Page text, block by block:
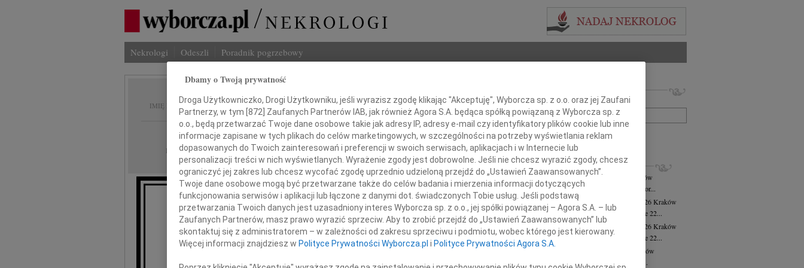
Nekrologi Odeszli Poradnik pogrzebowy
IMIĘ I NAZWISKO: Stanisław Rzepka
REGION: Kraków
DATA EMISJI: 12.04.2013
W dniu 9 kwietnia 2013 roku opuścił nas
Imię i nazwisko lub numer ogłoszenia:
+ szukanie zaawansowane
INNE NEKROLOGI
Andrzej Krzysztof Torbus 31.07.2026
Kraków
Andrzej Krzysztof Torbus poeta prozaik, autor...
Bogusława Cholewa-Hrynkowska
28.07.2026 Kraków
Z głębokim żalem przyjęliśmy wiadomość, że 22...
Bogusława Cholewa-Hrynkowska
27.07.2026 Kraków
Z głębokim żalem przyjęliśmy wiadomość, że 22...
Barbara Cichecka
Kraków
Mgr Barbara Cichecka Zawodniczka Klubu...
Dbamy o Twoją prywatność
Droga Użytkowniczko, Drogi Użytkowniku, jeśli wyrazisz zgodę klikając "Akceptuję", Wyborcza sp. z o.o. oraz jej Zaufani
Partnerzy, w tym [872] Zaufanych Partnerów IAB, jak również Agora S.A. będąca spółką powiązaną z Wyborcza sp. z
o.o., będą przetwarzać Twoje dane osobowe takie jak adresy IP, adresy e-mail czy identyfikatory plików cookie lub inne
informacje zapisane w tych plikach do celów marketingowych, w szczególności na potrzeby wyświetlania reklam
dopasowanych do Twoich zainteresowań i preferencji w swoich serwisach, aplikacjach i w Internecie lub
personalizacji treści w nich wyświetlanych. Wyrażenie zgody jest dobrowolne. Jeśli nie chcesz wyrazić zgody, chcesz
ograniczyć jej zakres lub chcesz wycofać zgodę uprzednio udzieloną przejdź do „Ustawień Zaawansowanych”.
Twoje dane osobowe mogą być przetwarzane także do celów badania i mierzenia informacji dotyczących
funkcjonowania serwisów i aplikacji lub łączone z danymi dot. świadczonych Tobie usług. Jeśli podstawą
przetwarzania Twoich danych jest uzasadniony interes Wyborcza sp. z o.o., jej spółki powiązanej – Agora S.A. – lub
Zaufanych Partnerów, masz prawo wyrazić sprzeciw. Aby to zrobić przejdź do „Ustawień Zaawansowanych” lub
skontaktuj się z administratorem – w zależności od zakresu sprzeciwu i podmiotu, wobec którego jest kierowany.
Więcej informacji znajdziesz w Polityce Prywatności Wyborcza.pl i Polityce Prywatności Agora S.A.